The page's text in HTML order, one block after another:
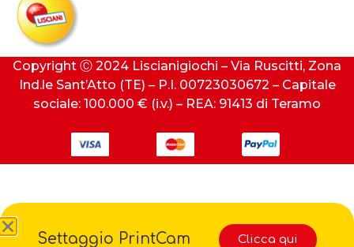
Copyright Ⓒ 2024 Liscianigiochi – Via Ruscitti, Zona
Ind.le Sant’Atto (TE) – P.I. 00723030672 – Capitale
sociale: 100.000 € (i.v.) – REA: 91413 di Teramo
Settaggio PrintCam Clicca qui